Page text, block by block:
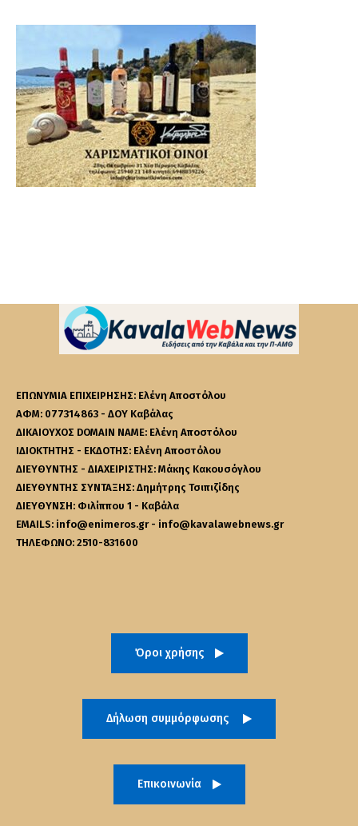
ΕΠΩΝΥΜΙΑ ΕΠΙΧΕΙΡΗΣΗΣ: Ελένη Αποστόλου
ΑΦΜ: 077314863 - ΔΟΥ Καβάλας
ΔΙΚΑΙΟΥΧΟΣ DOMAIN NAME: Ελένη Αποστόλου
ΙΔΙΟΚΤΗΤΗΣ - ΕΚΔΟΤΗΣ: Ελένη Αποστόλου
ΔΙΕΥΘΥΝΤΗΣ - ΔΙΑΧΕΙΡΙΣΤΗΣ: Μάκης Κακουσόγλου
ΔΙΕΥΘΥΝΤΗΣ ΣΥΝΤΑΞΗΣ: Δημήτρης Τσιπιζίδης
ΔΙΕΥΘΥΝΣΗ: Φιλίππου 1 - Καβάλα
EMAILS: info@enimeros.gr - info@kavalawebnews.gr
ΤΗΛΕΦΩΝΟ: 2510-831600
Όροι χρήσης
Δήλωση συμμόρφωσης
Επικοινωνία